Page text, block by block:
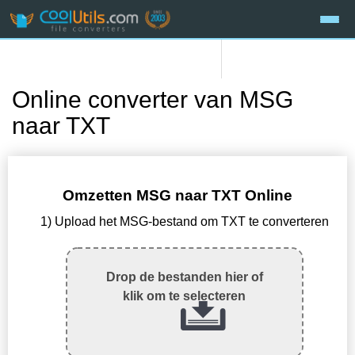
Online converter van MSG
naar TXT
Omzetten MSG naar TXT Online
1) Upload het MSG-bestand om TXT te converteren
Drop de bestanden hier of
klik om te selecteren